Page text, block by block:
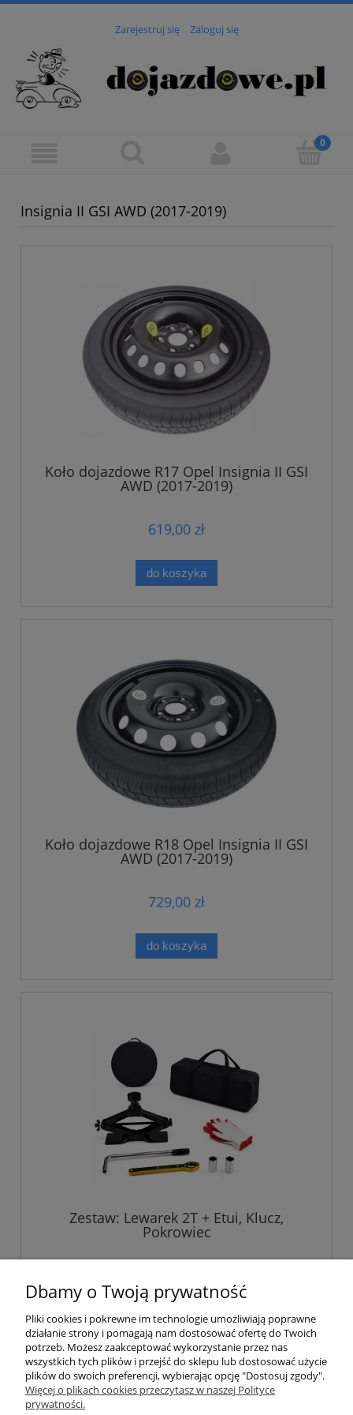
Zarejestruj się Zaloguj się
Insignia II GSI AWD (2017-2019)
Koło dojazdowe R17 Opel Insignia II GSI
AWD (2017-2019)
619,00 zł
do koszyka
Koło dojazdowe R18 Opel Insignia II GSI
AWD (2017-2019)
729,00 zł
do koszyka
Zestaw: Lewarek 2T + Etui, Klucz,
Pokrowiec
do koszyka
Pomoc
Dbamy o Twoją prywatność
Pliki cookies i pokrewne im technologie umożliwiają poprawne
działanie strony i pomagają nam dostosować ofertę do Twoich
potrzeb. Możesz zaakceptować wykorzystanie przez nas
wszystkich tych plików i przejść do sklepu lub dostosować użycie
plików do swoich preferencji, wybierając opcję "Dostosuj zgody".
Więcej o plikach cookies przeczytasz w naszej Polityce
prywatności.